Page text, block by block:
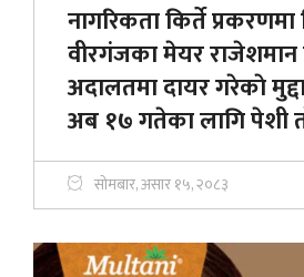
नागरिकता किर्ते
वीरगंजका मेयर राजेशमान
अदालतमा दायर गरेकाे मुद्दा
अब १७ गतेका लागि पेशी
सोमबार, असार १५, २०८३